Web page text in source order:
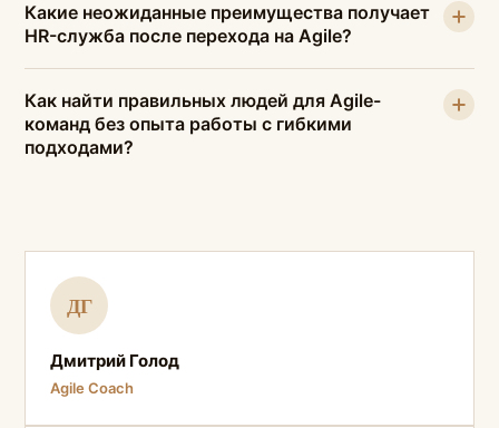
Какие неожиданные преимущества получает
HR-служба после перехода на Agile?
Как найти правильных людей для Agile-
команд без опыта работы с гибкими
подходами?
ДГ
Дмитрий Голод
Agile Coach